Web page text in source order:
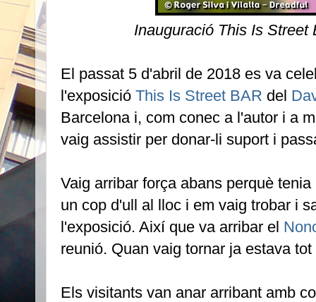
Inauguració This Is Street
El passat 5 d'abril de 2018 es va
l'exposició This Is Street BAR del
Barcelona i, com conec a l'autor i a
vaig assistir per donar-li suport i
Vaig arribar força abans perquè
un cop d'ull al lloc i em vaig trobar i
l'exposició. Així que va arribar el
reunió. Quan vaig tornar ja estava
Els visitants van anar arribant amb